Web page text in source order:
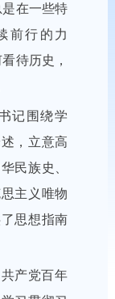
在一些特
前行的力
待历史，
记围绕学
，立意高
民族史、
主义唯物
思想指南
产党百年